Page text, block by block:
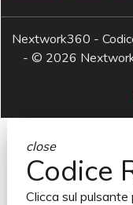
Nextwork360 -
- © 2026
close
Codice
Clicca sul pulsante